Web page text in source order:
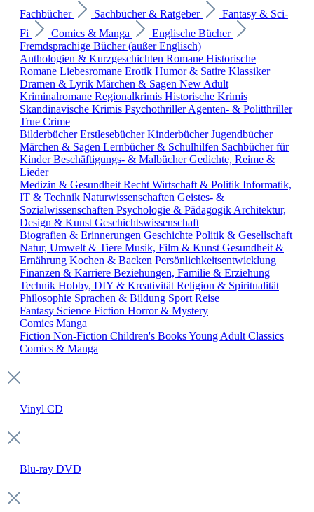
Fachbücher
Sachbücher & Ratgeber
Fantasy & Sci-
Fi
Comics & Manga
Englische Bücher
Fremdsprachige Bücher (außer Englisch)
Anthologien & Kurzgeschichten Romane Historische
Romane Liebesromane Erotik Humor & Satire Klassiker
Dramen & Lyrik Märchen & Sagen New Adult
Kriminalromane Regionalkrimis Historische Krimis
Skandinavische Krimis PsychothrillerAgenten- & Politthriller
True Crime
BilderbücherErstlesebücherKinderbücherJugendbücher
Märchen & Sagen Lernbücher & Schulhilfen Sachbücher für
KinderBeschäftigungs- & MalbücherGedichte, Reime &
Lieder
Medizin & Gesundheit Recht Wirtschaft & Politik Informatik,
IT & Technik Naturwissenschaften Geistes- &
Sozialwissenschaften Psychologie & Pädagogik Architektur,
Design & Kunst Geschichtswissenschaft
Biografien & Erinnerungen Geschichte Politik & Gesellschaft
Natur, Umwelt & Tiere Musik, Film & Kunst Gesundheit &
Ernährung Kochen & Backen Persönlichkeitsentwicklung
Finanzen & Karriere Beziehungen, Familie & Erziehung
Technik Hobby, DIY & Kreativität Religion & Spiritualität
Philosophie Sprachen & Bildung Sport Reise
Fantasy Science Fiction Horror & Mystery
Comics Manga
Fiction Non-Fiction Children's BooksYoung Adult Classics
Comics & Manga
Vinyl CD
Blu-ray DVD